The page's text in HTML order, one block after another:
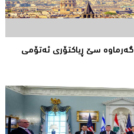
سێ ڕیاکتۆری ئەتۆمی